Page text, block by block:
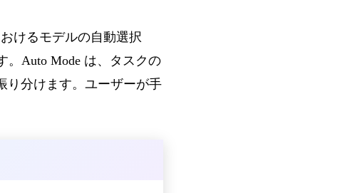
けるモデルの自動選択
。Auto Mode は、タスクの
り分けます。ユーザーが手